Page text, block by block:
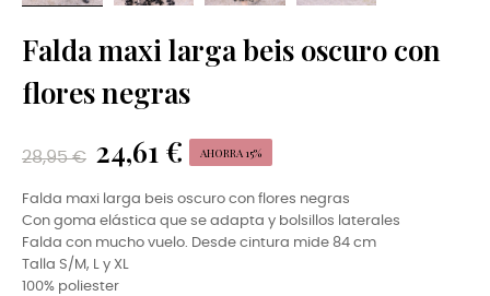
Falda maxi larga beis oscuro con
flores negras
28,95 € 24,61 € AHORRA 15%
Falda maxi larga beis oscuro con flores negras
Con goma elástica que se adapta y bolsillos laterales
Falda con mucho vuelo. Desde cintura mide 84 cm
Talla S/M, L y XL
100% poliester